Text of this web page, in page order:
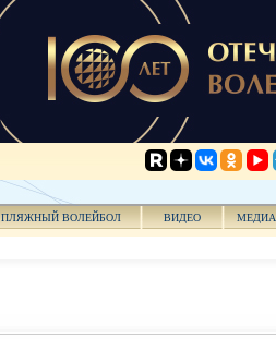
ПЛЯЖНЫЙ ВОЛЕЙБОЛ ВИДЕО МЕДИА